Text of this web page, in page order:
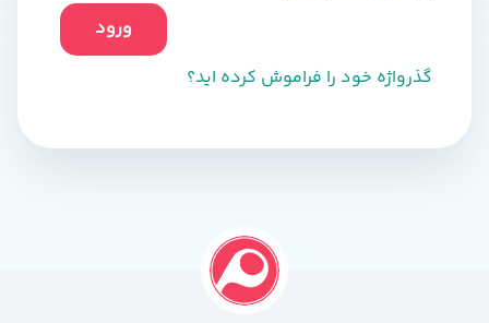
ورود
گذرواژه خود را فراموش کرده اید؟